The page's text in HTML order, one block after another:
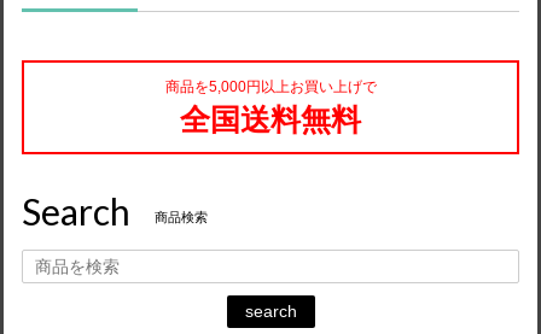
商品を5,000円以上お買い上げで
全国送料無料
Search 商品検索
search